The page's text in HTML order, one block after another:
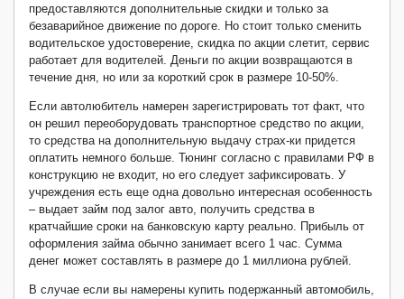
предоставляются дополнительные скидки и только за
безаварийное движение по дороге. Но стоит только сменить
водительское удостоверение, скидка по акции слетит, сервис
работает для водителей. Деньги по акции возвращаются в
течение дня, но или за короткий срок в размере 10-50%.
Если автолюбитель намерен зарегистрировать тот факт, что
он решил переоборудовать транспортное средство по акции,
то средства на дополнительную выдачу страх-ки придется
оплатить немного больше. Тюнинг согласно с правилами РФ в
конструкцию не входит, но его следует зафиксировать. У
учреждения есть еще одна довольно интересная особенность
– выдает займ под залог авто, получить средства в
кратчайшие сроки на банковскую карту реально. Прибыль от
оформления займа обычно занимает всего 1 час. Сумма
денег может составлять в размере до 1 миллиона рублей.
В случае если вы намерены купить подержанный автомобиль,